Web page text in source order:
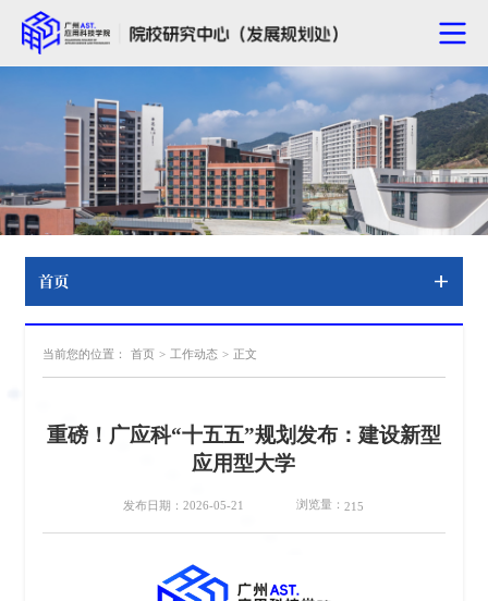
首页
当前您的位置： 首页 > 工作动态 > 正文
重磅！广应科“十五五”规划发布：建设新型
应用型大学
发布日期：2026-05-21 浏览量：215